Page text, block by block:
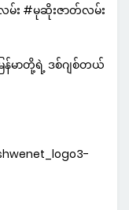
မ်း #မုဆိုးဇာတ်လမ်း
ြန်မာတို့ရဲ့ ဒစ်ဂျစ်တယ်